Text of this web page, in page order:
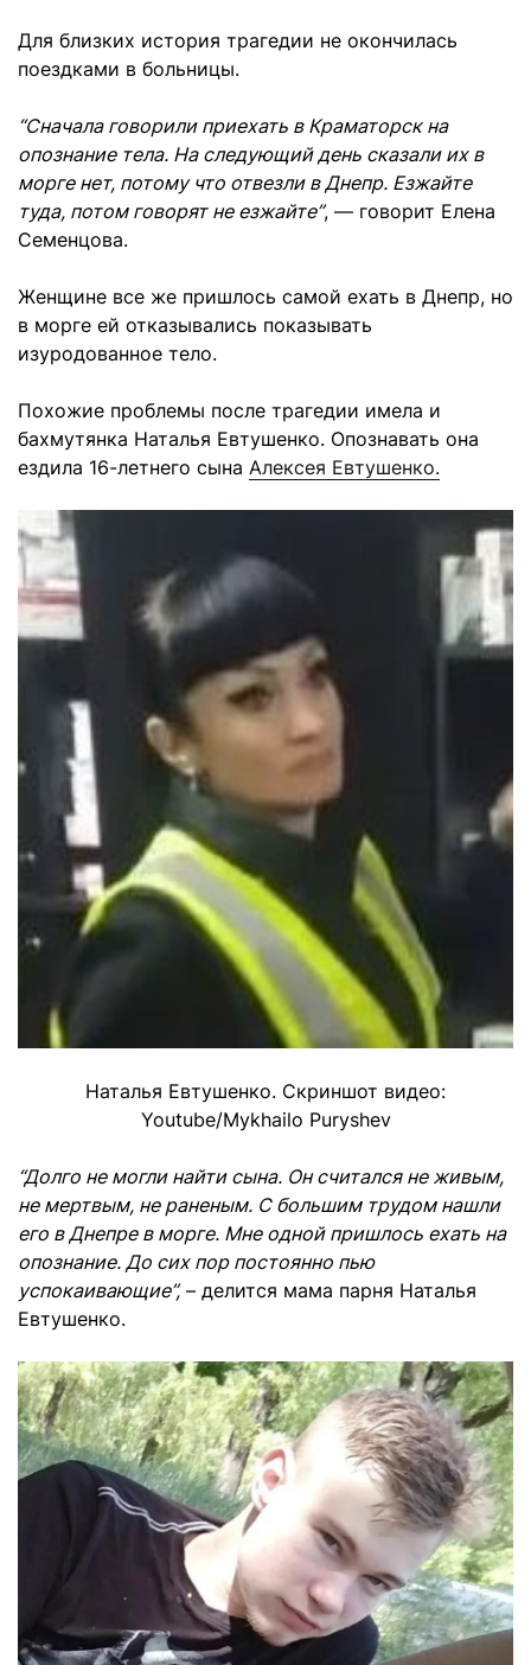
Для близких история трагедии не окончилась
поездками в больницы.
“Сначала говорили приехать в Краматорск на
опознание тела. На следующий день сказали их в
морге нет, потому что отвезли в Днепр. Езжайте
туда, потом говорят не езжайте”, — говорит Елена
Семенцова.
Женщине все же пришлось самой ехать в Днепр, но
в морге ей отказывались показывать
изуродованное тело.
Похожие проблемы после трагедии имела и
бахмутянка Наталья Евтушенко. Опознавать она
ездила 16-летнего сына Алексея Евтушенко.
Наталья Евтушенко. Скриншот видео:
Youtube/Mykhailo Puryshev
“Долго не могли найти сына. Он считался не живым,
не мертвым, не раненым. С большим трудом нашли
его в Днепре в морге. Мне одной пришлось ехать на
опознание. До сих пор постоянно пью
успокаивающие”, – делится мама парня Наталья
Евтушенко.